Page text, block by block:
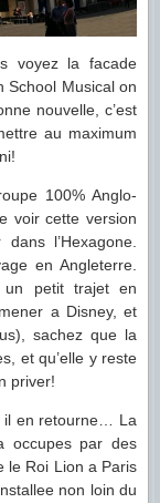
voyez la facade
School Musical on
nouvelle, c’est
au maximum
100% Anglo-
voir cette version
l’Hexagone.
en Angleterre.
petit trajet en
a Disney, et
sachez que la
et qu’elle y reste
priver!
il en retourne… La
occupes par des
le Roi Lion a Paris
non loin du